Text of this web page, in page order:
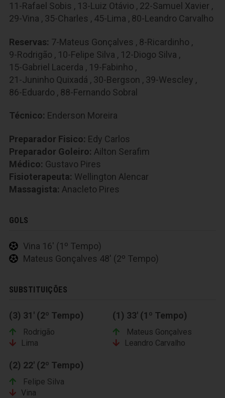
11-Rafael Sobis , 13-Luiz Otávio , 22-Samuel Xavier ,
29-Vina , 35-Charles , 45-Lima , 80-Leandro Carvalho
Reservas: 7-Mateus Gonçalves , 8-Ricardinho ,
9-Rodrigão , 10-Felipe Silva , 12-Diogo Silva ,
15-Gabriel Lacerda , 19-Fabinho ,
21-Juninho Quixadá , 30-Bergson , 39-Wescley ,
86-Eduardo , 88-Fernando Sobral
Técnico: Enderson Moreira
Preparador Fisico: Edy Carlos
Preparador Goleiro: Ailton Serafim
Médico: Gustavo Pires
Fisioterapeuta: Wellington Alencar
Massagista: Anacleto Pires
GOLS
Vina 16' (1º Tempo)
Mateus Gonçalves 48' (2º Tempo)
SUBSTITUIÇÕES
(3) 31' (2º Tempo)
Rodrigão
Lima
(1) 33' (1º Tempo)
Mateus Gonçalves
Leandro Carvalho
(2) 22' (2º Tempo)
Felipe Silva
Vina